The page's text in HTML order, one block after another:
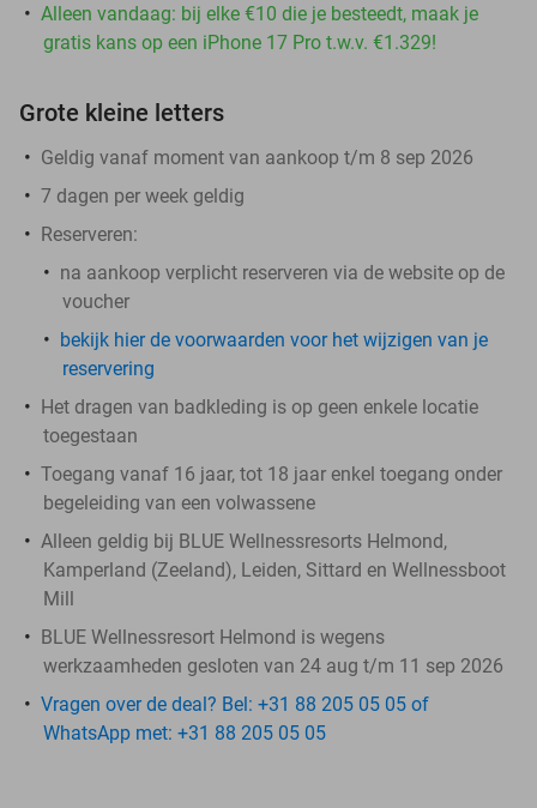
Alleen vandaag: bij elke €10 die je besteedt, maak je
gratis kans op een iPhone 17 Pro t.w.v. €1.329!
Grote kleine letters
Geldig vanaf moment van aankoop t/m 8 sep 2026
7 dagen per week geldig
Reserveren:
na aankoop verplicht reserveren via de website op de
voucher
bekijk hier de voorwaarden voor het wijzigen van je
reservering
Het dragen van badkleding is op geen enkele locatie
toegestaan
Toegang vanaf 16 jaar, tot 18 jaar enkel toegang onder
begeleiding van een volwassene
Alleen geldig bij BLUE Wellnessresorts Helmond,
Kamperland (Zeeland), Leiden, Sittard en Wellnessboot
Mill
BLUE Wellnessresort Helmond is wegens
werkzaamheden gesloten van 24 aug t/m 11 sep 2026
Vragen over de deal? Bel: +31 88 205 05 05 of
WhatsApp met: +31 88 205 05 05